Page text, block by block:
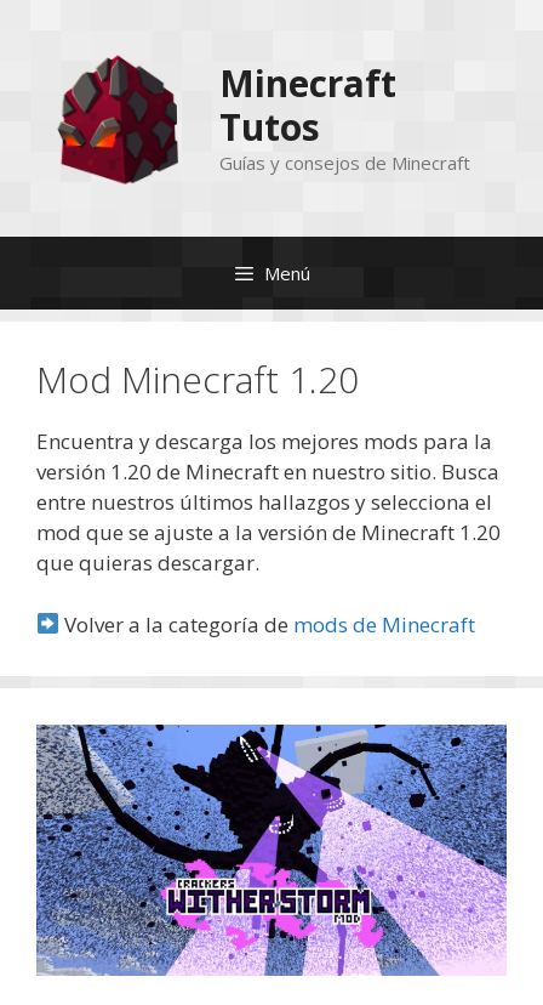
contenido
Minecraft
Tutos
Guías y consejos de Minecraft
Menú
Mod Minecraft 1.20
Encuentra y descarga los mejores mods para la
versión 1.20 de Minecraft en nuestro sitio. Busca
entre nuestros últimos hallazgos y selecciona el
mod que se ajuste a la versión de Minecraft 1.20
que quieras descargar.
Volver a la categoría de mods de Minecraft